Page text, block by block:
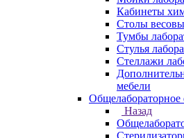
Кабинеты
Столы
Тумбы
Стулья
Стеллажи
мебели
Общелабораторное
Назад